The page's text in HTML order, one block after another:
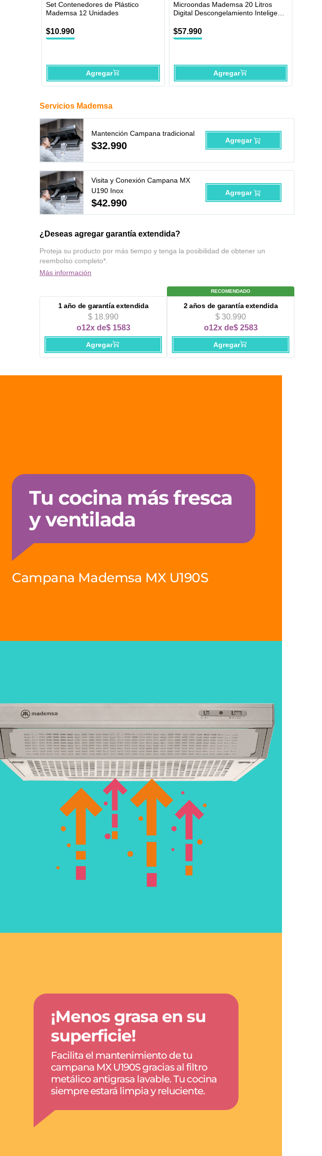
Set Contenedores de Plástico
Mademsa 12 Unidades
$10.990
Agregar
Microondas Mademsa 20 Litros
Digital Descongelamiento Inteligente
$57.990
Agregar
Servicios Mademsa
Mantención Campana tradicional
$32.990 Agregar
Visita y Conexión Campana MX
U190 Inox
$42.990
Agregar
¿Deseas agregar garantía extendida?
Proteja su producto por más tiempo y tenga la posibilidad de obtener un
reembolso completo*.
Más información
1 año de garantía extendida
$ 18.990
o12x de$ 1583
Agregar
RECOMENDADO
2 años de garantía extendida
$ 30.990
o12x de$ 2583
Agregar